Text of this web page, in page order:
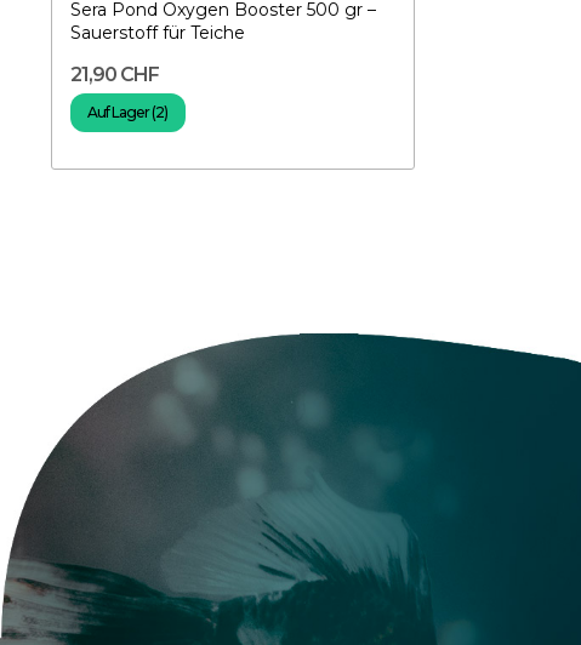
Sera Pond Oxygen Booster 500 gr –
Sauerstoff für Teiche
21,90 CHF
Auf Lager (2)